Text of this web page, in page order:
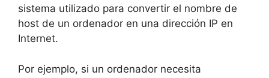
sistema utilizado para convertir el nombre de
host de un ordenador en una dirección IP en
Internet.
Por ejemplo, si un ordenador necesita